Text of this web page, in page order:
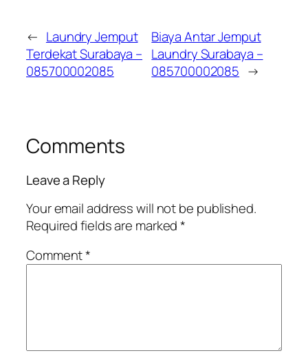
← Laundry Jemput
Terdekat Surabaya –
085700002085
Biaya Antar Jemput
Laundry Surabaya –
085700002085 →
Comments
Leave a Reply
Your email address will not be published.
Required fields are marked*
Comment*